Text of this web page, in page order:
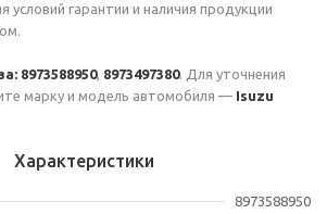
условий гарантии и наличия продукции
8973588950, 8973497380. Для уточнения
марку и модель автомобиля — Isuzu
Характеристики
8973588950